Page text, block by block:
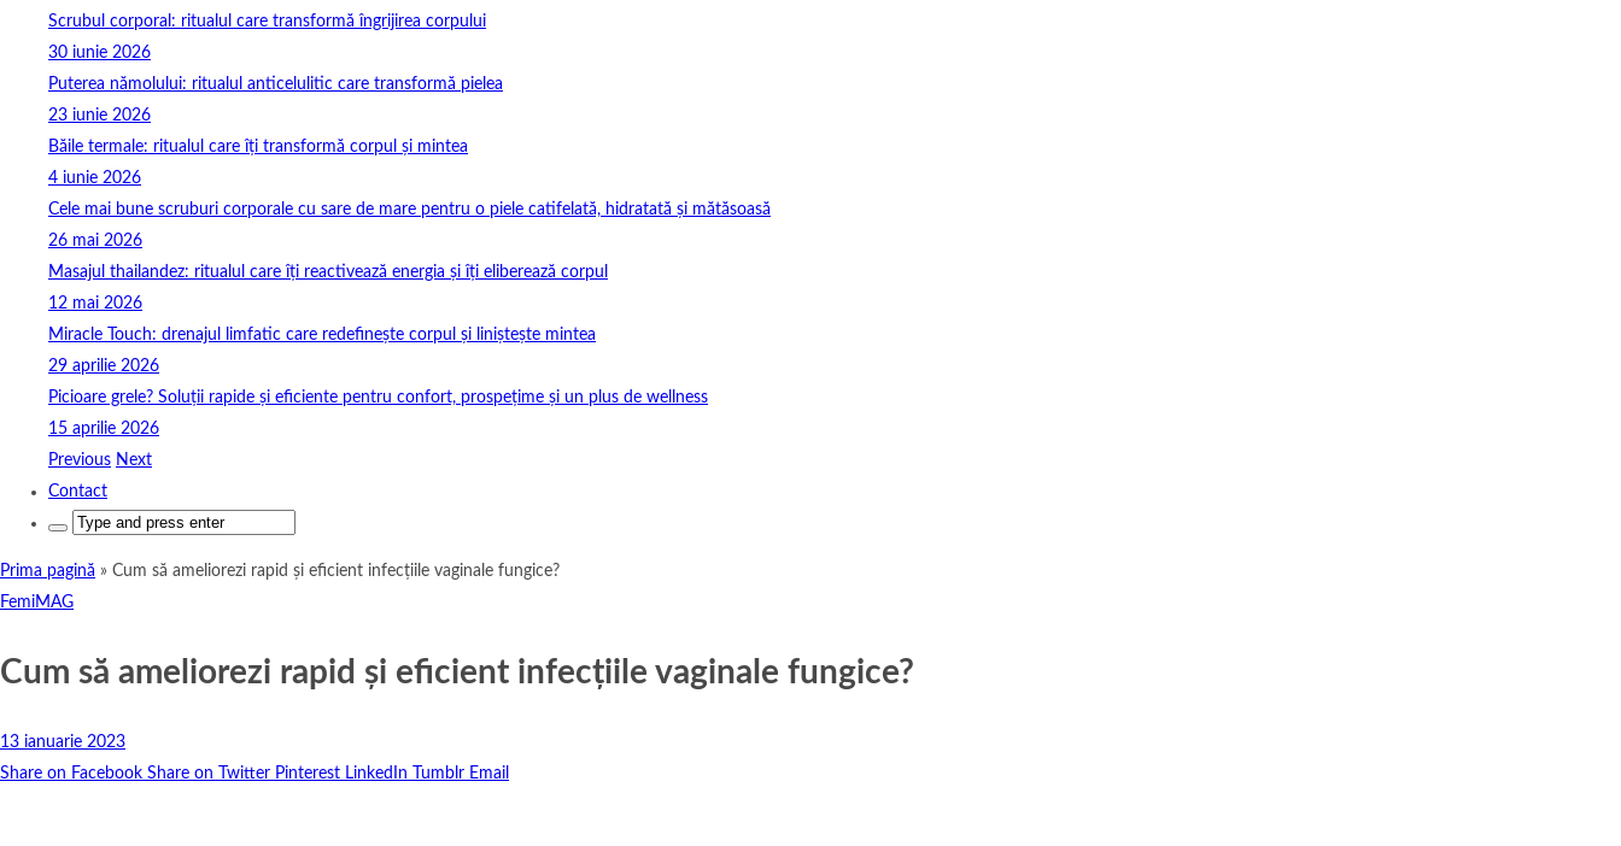
Scrubul corporal: ritualul care transformă îngrijirea corpului
30 iunie 2026
Puterea nămolului: ritualul anticelulitic care transformă pielea
23 iunie 2026
Băile termale: ritualul care îți transformă corpul și mintea
4 iunie 2026
Cele mai bune scruburi corporale cu sare de mare pentru o piele catifelată, hidratată și mătăsoasă
26 mai 2026
Masajul thailandez: ritualul care îți reactivează energia și îți eliberează corpul
12 mai 2026
Miracle Touch: drenajul limfatic care redefinește corpul și liniștește mintea
29 aprilie 2026
Picioare grele? Soluții rapide și eficiente pentru confort, prospețime și un plus de wellness
15 aprilie 2026
Previous Next
Contact
Search
Prima pagină » Cum să ameliorezi rapid și eficient infecțiile vaginale fungice?
FemiMAG
Cum să ameliorezi rapid și eficient infecțiile vaginale fungice?
13 ianuarie 2023
Share on Facebook Share on Twitter Pinterest LinkedIn Tumblr Email